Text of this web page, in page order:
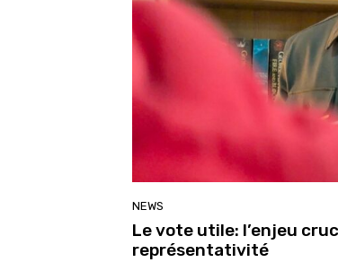
NEWS
Le vote utile: l’enjeu
représentativité